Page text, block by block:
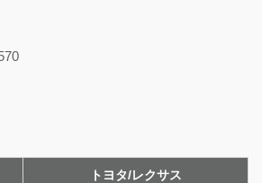
トヨタ/レクサス